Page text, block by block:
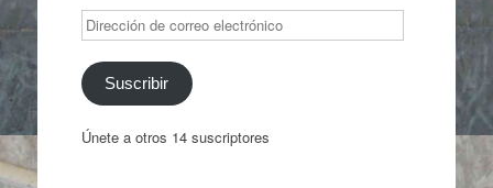
Dirección
de
correo
electrónico
Suscribir
Únete a otros 14 suscriptores